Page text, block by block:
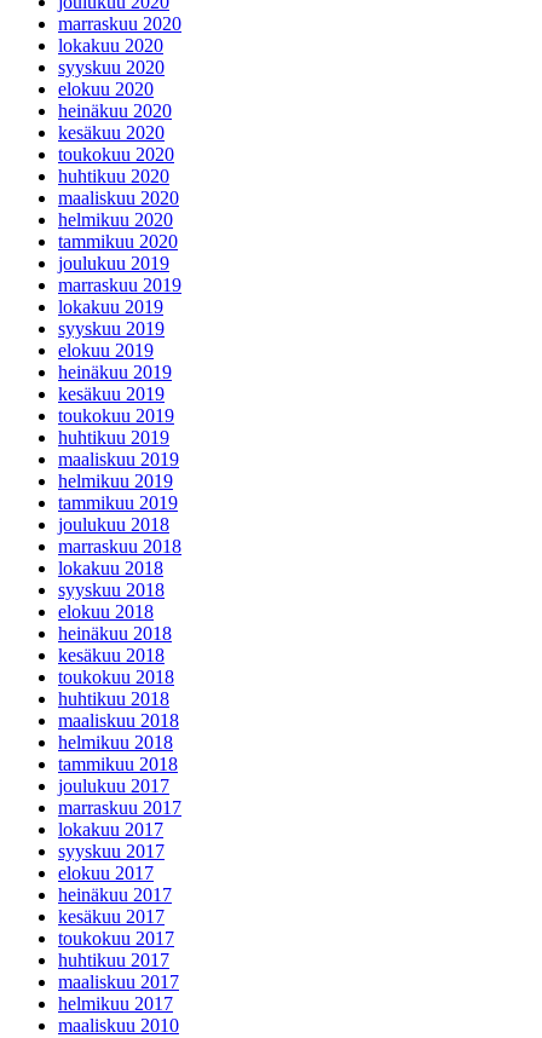
marraskuu 2020
lokakuu 2020
syyskuu 2020
elokuu 2020
heinäkuu 2020
kesäkuu 2020
toukokuu 2020
huhtikuu 2020
maaliskuu 2020
helmikuu 2020
tammikuu 2020
joulukuu 2019
marraskuu 2019
lokakuu 2019
syyskuu 2019
elokuu 2019
heinäkuu 2019
kesäkuu 2019
toukokuu 2019
huhtikuu 2019
maaliskuu 2019
helmikuu 2019
tammikuu 2019
joulukuu 2018
marraskuu 2018
lokakuu 2018
syyskuu 2018
elokuu 2018
heinäkuu 2018
kesäkuu 2018
toukokuu 2018
huhtikuu 2018
maaliskuu 2018
helmikuu 2018
tammikuu 2018
joulukuu 2017
marraskuu 2017
lokakuu 2017
syyskuu 2017
elokuu 2017
heinäkuu 2017
kesäkuu 2017
toukokuu 2017
huhtikuu 2017
maaliskuu 2017
helmikuu 2017
maaliskuu 2010